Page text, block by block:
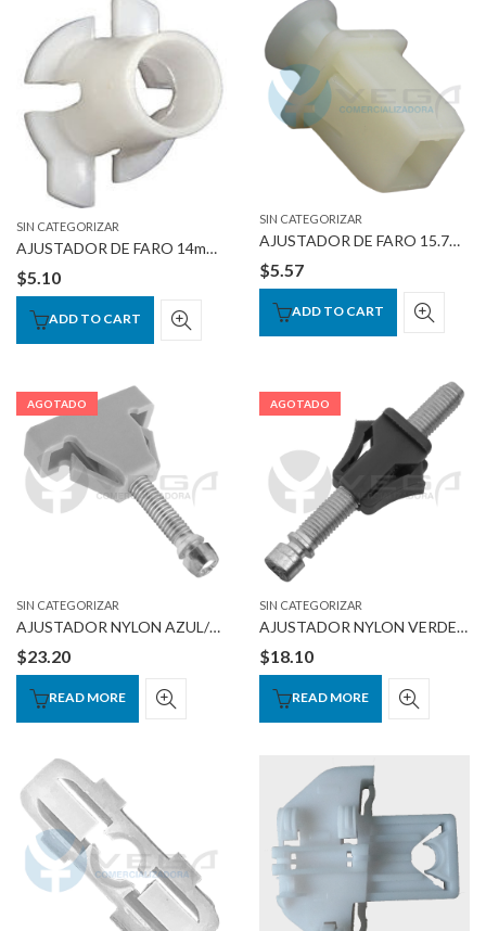
SIN CATEGORIZAR
AJUSTADOR DE FARO 14mmX18.5mmHS 15MMov 10mmInto
$5.10
ADD TO CART
SIN CATEGORIZAR
AJUSTADOR DE FARO 15.7mmSL14mmHD10.7mmInto
$5.57
ADD TO CART
AGOTADO
SIN CATEGORIZAR
AJUSTADOR NYLON AZUL/TORNILLO METALICO
$23.20
READ MORE
AGOTADO
SIN CATEGORIZAR
AJUSTADOR NYLON VERDE /TORNILLO METALICO
$18.10
READ MORE